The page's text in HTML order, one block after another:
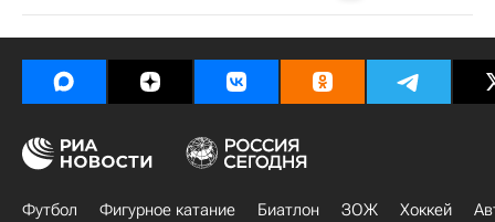
Футбол Фигурное катание Биатлон ЗОЖ Хоккей